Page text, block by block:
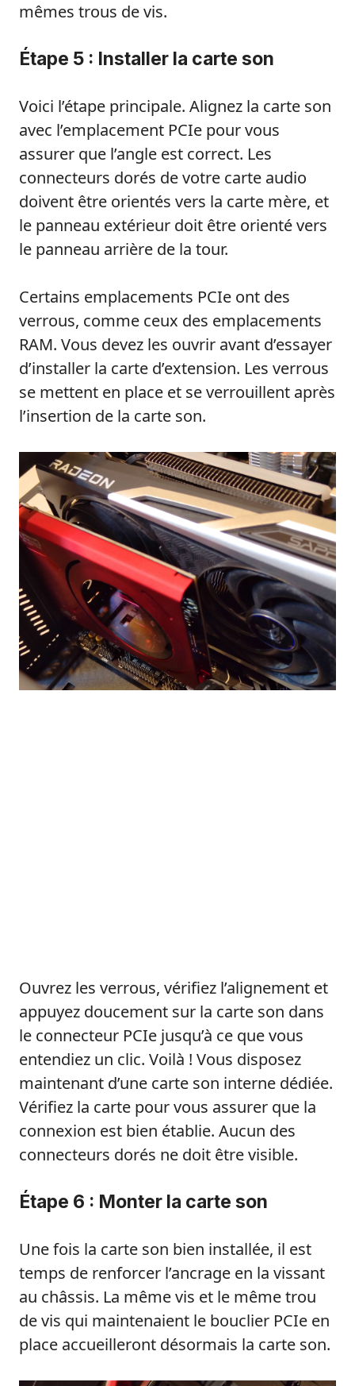
mêmes trous de vis.
Étape 5 : Installer la carte son
Voici l’étape principale. Alignez la carte son
avec l’emplacement PCIe pour vous
assurer que l’angle est correct. Les
connecteurs dorés de votre carte audio
doivent être orientés vers la carte mère, et
le panneau extérieur doit être orienté vers
le panneau arrière de la tour.
Certains emplacements PCIe ont des
verrous, comme ceux des emplacements
RAM. Vous devez les ouvrir avant d’essayer
d’installer la carte d’extension. Les verrous
se mettent en place et se verrouillent après
l’insertion de la carte son.
Ouvrez les verrous, vérifiez l’alignement et
appuyez doucement sur la carte son dans
le connecteur PCIe jusqu’à ce que vous
entendiez un clic. Voilà ! Vous disposez
maintenant d’une carte son interne dédiée.
Vérifiez la carte pour vous assurer que la
connexion est bien établie. Aucun des
connecteurs dorés ne doit être visible.
Étape 6 : Monter la carte son
Une fois la carte son bien installée, il est
temps de renforcer l’ancrage en la vissant
au châssis. La même vis et le même trou
de vis qui maintenaient le bouclier PCIe en
place accueilleront désormais la carte son.